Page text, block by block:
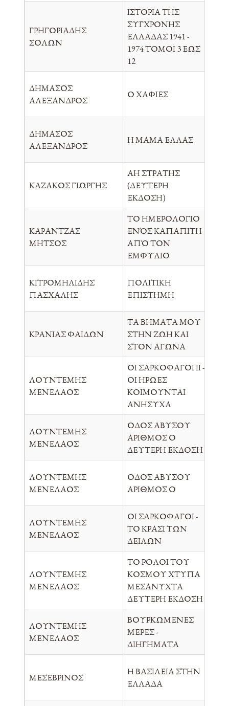
ΓΡΗΓΟΡΙΑΔΗΣ
ΣΟΛΩΝ
ΙΣΤΟΡΙΑ ΤΗΣ
ΣΥΓΧΡΟΝΗΣ
ΕΛΛΑΔΑΣ 1941 -
1974 ΤΟΜΟΙ 3 ΕΩΣ
12
ΔΗΜΑΣΟΣ
ΑΛΕΞΑΝΔΡΟΣ
Ο ΧΑΦΙΕΣ
ΔΗΜΑΣΟΣ
ΑΛΕΞΑΝΔΡΟΣ
Η ΜΑΜΑ ΕΛΛΑΣ
ΚΑΖΑΚΟΣ ΓΙΩΡΓΗΣ
ΑΗ ΣΤΡΑΤΗΣ
(ΔΕΥΤΕΡΗ
ΕΚΔΟΣΗ)
ΚΑΡΑΝΤΖΑΣ
ΜΗΤΣΟΣ
ΤΟ ΗΜΕΡΟΛΟΓΙΟ
ΕΝΌΣ ΚΑΠΑΠΙΤΗ
ΑΠΌ ΤΟΝ
ΕΜΦΥΛΙΟ
ΚΙΤΡΟΜΗΛΙΔΗΣ
ΠΑΣΧΑΛΗΣ
ΠΟΛΙΤΙΚΗ
ΕΠΙΣΤΗΜΗ
ΚΡΑΝΙΑΣ ΦΑΙΔΩΝ
ΤΑ ΒΗΜΑΤΑ ΜΟΥ
ΣΤΗΝ ΖΩΗ ΚΑΙ
ΣΤΟΝ ΑΓΩΝΑ
ΛΟΥΝΤΕΜΗΣ
ΜΕΝΕΛΑΟΣ
ΟΙ ΣΑΡΚΟΦΑΓΟΙ ΙΙ -
ΟΙ ΗΡΩΕΣ
ΚΟΙΜΟΥΝΤΑΙ
ΑΝΗΣΥΧΑ
ΛΟΥΝΤΕΜΗΣ
ΜΕΝΕΛΑΟΣ
ΟΔΟΣ ΑΒΥΣΟΥ
ΑΡΙΘΜΟΣ Ο
ΔΕΥΤΕΡΗ ΕΚΔΟΣΗ
ΛΟΥΝΤΕΜΗΣ
ΜΕΝΕΛΑΟΣ
ΟΔΟΣ ΑΒΥΣΟΥ
ΑΡΙΘΜΟΣ Ο
ΛΟΥΝΤΕΜΗΣ
ΜΕΝΕΛΑΟΣ
ΟΙ ΣΑΡΚΟΦΑΓΟΙ -
ΤΟ ΚΡΑΣΙ ΤΩΝ
ΔΕΙΛΩΝ
ΛΟΥΝΤΕΜΗΣ
ΜΕΝΕΛΑΟΣ
ΤΟ ΡΟΛΟΙ ΤΟΥ
ΚΟΣΜΟΥ ΧΤΥΠΑ
ΜΕΣΑΝΥΧΤΑ
ΔΕΥΤΕΡΗ ΕΚΔΟΣΗ
ΛΟΥΝΤΕΜΗΣ
ΜΕΝΕΛΑΟΣ
ΒΟΥΡΚΩΜΕΝΕΣ
ΜΕΡΕΣ -
ΔΙΗΓΗΜΑΤΑ
ΜΕΣΕΒΡΙΝΟΣ
Η ΒΑΣΙΛΕΙΑ ΣΤΗΝ
ΕΛΛΑΔΑ